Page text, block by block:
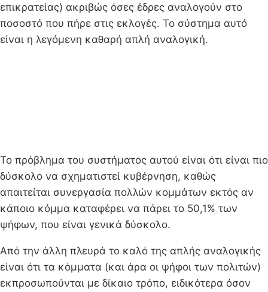
επικρατείας) ακριβώς όσες έδρες αναλογούν στο
ποσοστό που πήρε στις εκλογές. Το σύστημα αυτό
είναι η λεγόμενη καθαρή απλή αναλογική.
Το πρόβλημα του συστήματος αυτού είναι ότι είναι πιο
δύσκολο να σχηματιστεί κυβέρνηση, καθώς
απαιτείται συνεργασία πολλών κομμάτων εκτός αν
κάποιο κόμμα καταφέρει να πάρει το 50,1% των
ψήφων, που είναι γενικά δύσκολο.
Από την άλλη πλευρά το καλό της απλής αναλογικής
είναι ότι τα κόμματα (και άρα οι ψήφοι των πολιτών)
εκπροσωπούνται με δίκαιο τρόπο, ειδικότερα όσον